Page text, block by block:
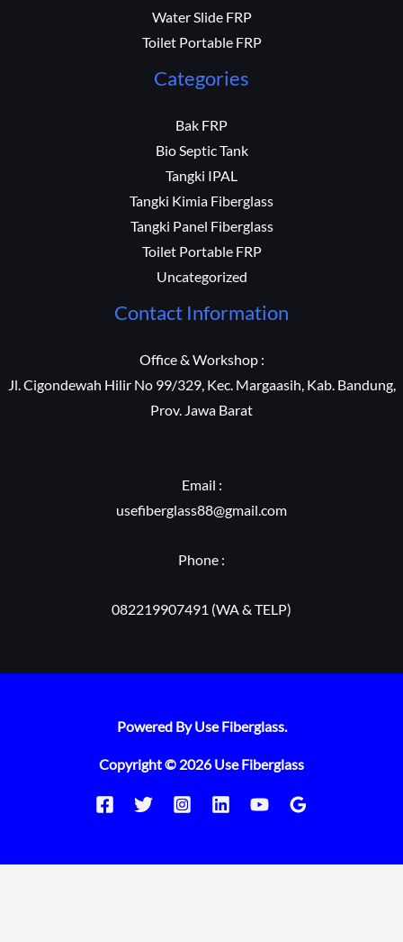
Water Slide FRP
Toilet Portable FRP
Categories
Bak FRP
Bio Septic Tank
Tangki IPAL
Tangki Kimia Fiberglass
Tangki Panel Fiberglass
Toilet Portable FRP
Uncategorized
Contact Information
Office & Workshop :
Jl. Cigondewah Hilir No 99/329, Kec. Margaasih, Kab. Bandung,
Prov. Jawa Barat
Email :
usefiberglass88@gmail.com
Phone :
082219907491 (WA & TELP)
Powered By Use Fiberglass.
Copyright © 2026 Use Fiberglass